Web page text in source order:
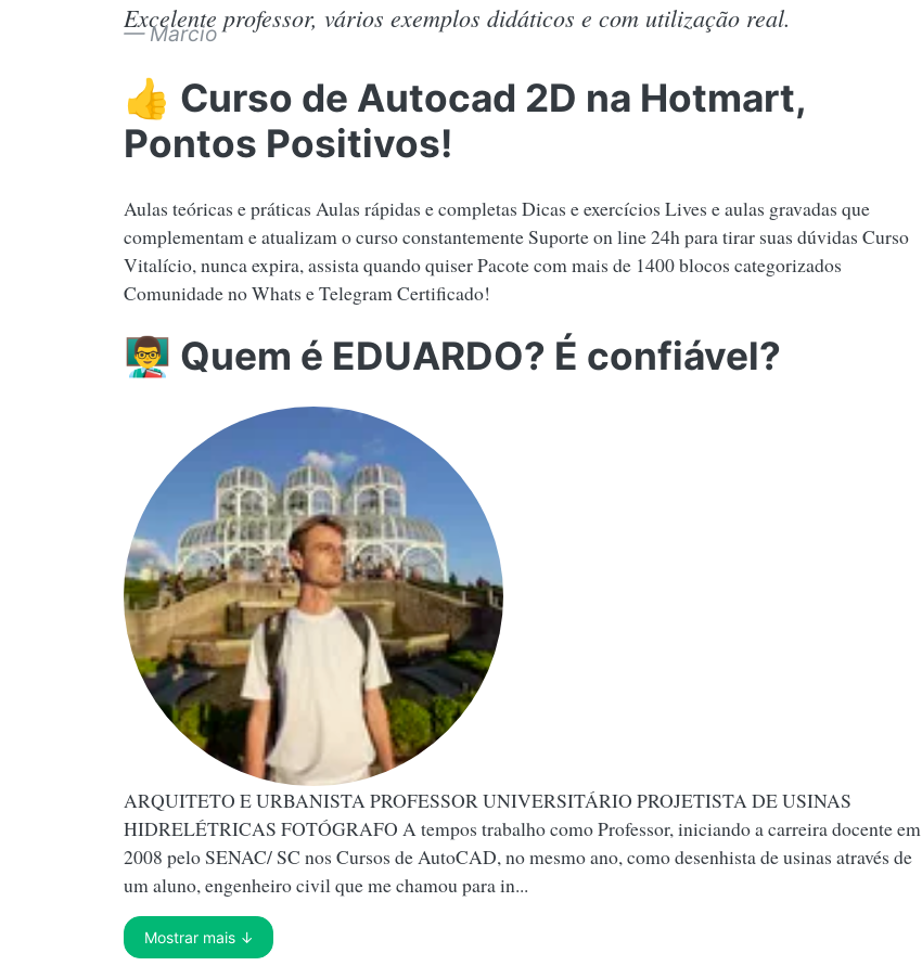
Excelente professor, vários exemplos didáticos e com utilização real.
Marcio
👍 Curso de Autocad 2D na Hotmart,
Pontos Positivos!
Aulas teóricas e práticas Aulas rápidas e completas Dicas e exercícios Lives e aulas gravadas que
complementam e atualizam o curso constantemente Suporte on line 24h para tirar suas dúvidas Curso
Vitalício, nunca expira, assista quando quiser Pacote com mais de 1400 blocos categorizados
Comunidade no Whats e Telegram Certificado!
👨‍🏫 Quem é EDUARDO? É confiável?
ARQUITETO E URBANISTA PROFESSOR UNIVERSITÁRIO PROJETISTA DE USINAS
HIDRELÉTRICAS FOTÓGRAFO A tempos trabalho como Professor, iniciando a carreira docente em
2008 pelo SENAC/ SC nos Cursos de AutoCAD, no mesmo ano, como desenhista de usinas através de
um aluno, engenheiro civil que me chamou para in...
Mostrar mais ↓